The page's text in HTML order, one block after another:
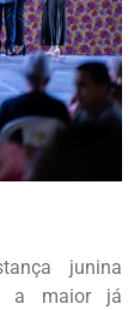
junina
a maior já